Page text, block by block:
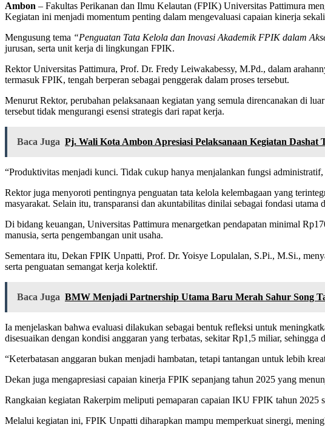
Ambon – Fakultas Perikanan dan Ilmu Kelautan (FPIK) Universitas Pattimura
Kegiatan ini menjadi momentum penting dalam mengevaluasi capaian kinerja
Mengusung tema “Penguatan Tata Kelola dan Inovasi Akademik FPIK dalam
jurusan, serta unit kerja di lingkungan FPIK.
Rektor Universitas Pattimura, Prof. Dr. Fredy Leiwakabessy, M.Pd., dalam
termasuk FPIK, tengah berperan sebagai penggerak dalam proses tersebut.
Menurut Rektor, perubahan pelaksanaan kegiatan yang semula direncanakan di
tersebut tidak mengurangi esensi strategis dari rapat kerja.
Baca Juga Pj. Wali Kota Ambon Apresiasi Pelaksanaan Kegiatan Dashat
“Produktivitas menjadi kunci. Tidak cukup hanya menjalankan fungsi
Rektor juga menyoroti pentingnya penguatan tata kelola kelembagaan yang
masyarakat. Selain itu, transparansi dan akuntabilitas dinilai sebagai fondasi utama
Di bidang keuangan, Universitas Pattimura menargetkan pendapatan minimal
manusia, serta pengembangan unit usaha.
Sementara itu, Dekan FPIK Unpatti, Prof. Dr. Yoisye Lopulalan, S.Pi., M.Si.,
serta penguatan semangat kerja kolektif.
Baca Juga BMW Menjadi Partnership Utama Baru Merah Sahur Song
Ia menjelaskan bahwa evaluasi dilakukan sebagai bentuk refleksi untuk
disesuaikan dengan kondisi anggaran yang terbatas, sekitar Rp1,5 miliar,
“Keterbatasan anggaran bukan menjadi hambatan, tetapi tantangan untuk lebih
Dekan juga mengapresiasi capaian kinerja FPIK sepanjang tahun 2025 yang
Rangkaian kegiatan Rakerpim meliputi pemaparan capaian IKU FPIK tahun 2025
Melalui kegiatan ini, FPIK Unpatti diharapkan mampu memperkuat sinergi,